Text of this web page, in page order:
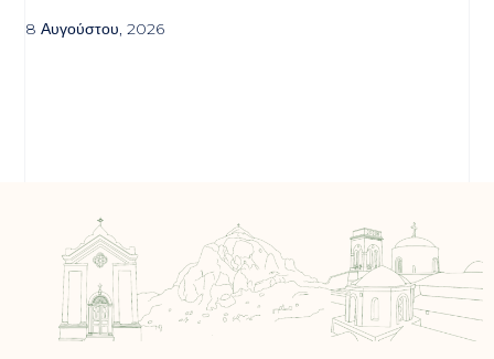
8 Αυγούστου, 2026